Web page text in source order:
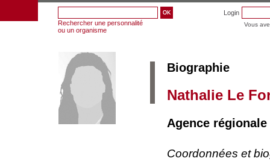
Rechercher une personnalité
ou un organisme
Login
Vous
Biographie
Nathalie Le
Agence
Coordonnées et